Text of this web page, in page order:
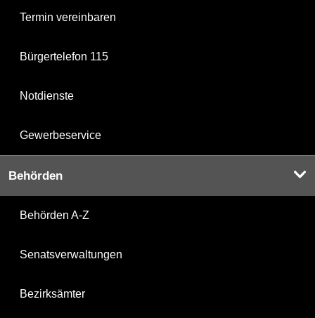
Termin vereinbaren
Bürgertelefon 115
Notdienste
Gewerbeservice
Behörden
Behörden A-Z
Senatsverwaltungen
Bezirksämter